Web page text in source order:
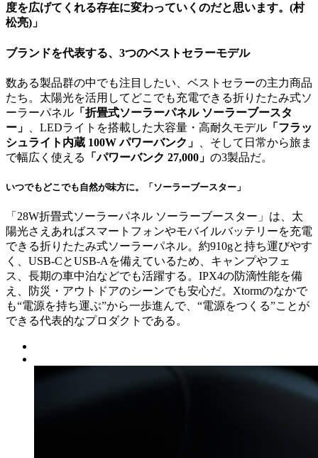
度を広げてくれる存在に変わっていくのだと思います。(村
松亮)」
ブランドを代表する、3つのベストセラーモデル
数ある製品群の中でも注目したい、ベストセラーの主力商品
たち。太陽光を活用してどこでも充電できる折りたたみ式ソ
ーラーパネル 「折畳式ソーラーパネル ソーラーブースタ
ー」
、LEDライトを搭載した大容量・高耐久モデル 「フラッ
シュライト内蔵 100W パワーバンク」
、そして日常から旅ま
で幅広く使える
「パワーバンク 27,000」 の3製品だ。
いつでもどこでも自然が味方に。「ソーラーブースター」
「28W折畳式ソーラーパネル ソーラーブースター」は、太
陽光さえあればスマートフォンやモバイルバッテリーを充電
できる折りたたみ式ソーラーパネル。約910gと持ち運びやす
く、USB-CとUSB-Aを備えているため、キャンプやフェ
ス、長期の車中泊などでも活躍する。IPX4の防滴性能を備
え、防災・アウトドアのシーンでも安心だ。Xtormのなかで
も“電源を持ち運ぶ”から一歩進んで、“電源をつくる”ことが
できる代表的なプロダクトである。